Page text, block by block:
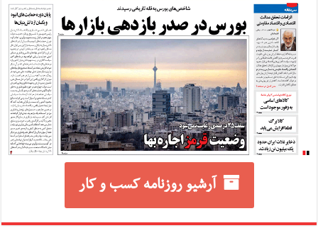
آرشیو روزنامه کسب و کار